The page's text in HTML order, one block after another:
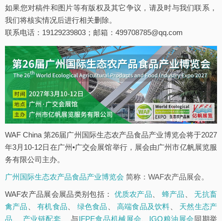
如果您对稿件和图片等有版权及其它争议，请及时与我们联系，
我们将核实情况后进行相关删除。
联系电话：19129239803；邮箱：499708785@qq.com
WAF China 第26届广州国际生态农产品食品产业博览会将于2027
年3月10-12日在广州•广交会展馆举行，展会由广州市亿帆展览服
务有限公司主办。
广州国际生态农产品食品产业博览会 简称：WAF农产品展会。
WAF农产品展会展品类别包括： 优质农产品 蜂产品 、无抗畜
禽产品
、有机食品 绿色食品 高端食品及饮料
天然生态产
品
产业链配套 、 与IFPE食品机械展会 IGO粮油展会同期举